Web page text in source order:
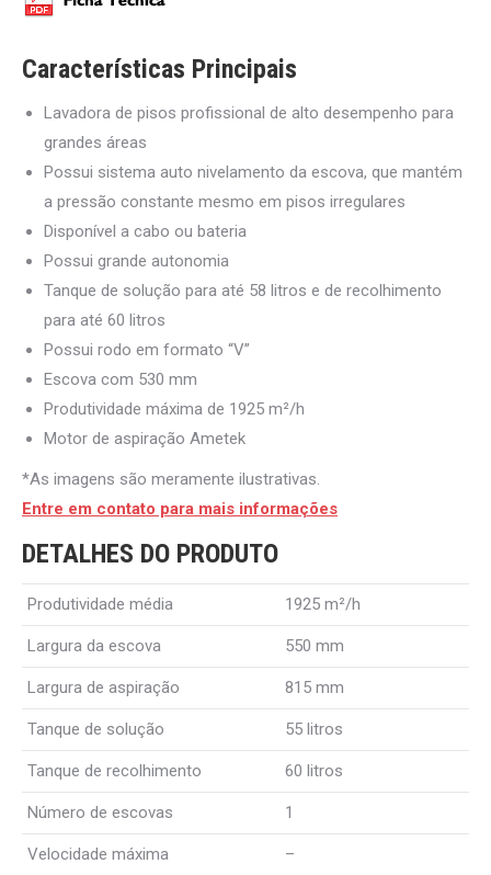
Características Principais
Lavadora de pisos profissional de alto desempenho para
grandes áreas
Possui sistema auto nivelamento da escova, que mantém
a pressão constante mesmo em pisos irregulares
Disponível a cabo ou bateria
Possui grande autonomia
Tanque de solução para até 58 litros e de recolhimento
para até 60 litros
Possui rodo em formato “V”
Escova com 530 mm
Produtividade máxima de 1925 m²/h
Motor de aspiração Ametek
*As imagens são meramente ilustrativas.
Entre em contato para mais informações
DETALHES DO PRODUTO
Produtividade média 1925 m²/h
Largura da escova 550 mm
Largura de aspiração 815 mm
Tanque de solução 55 litros
Tanque de recolhimento 60 litros
Número de escovas 1
Velocidade máxima –